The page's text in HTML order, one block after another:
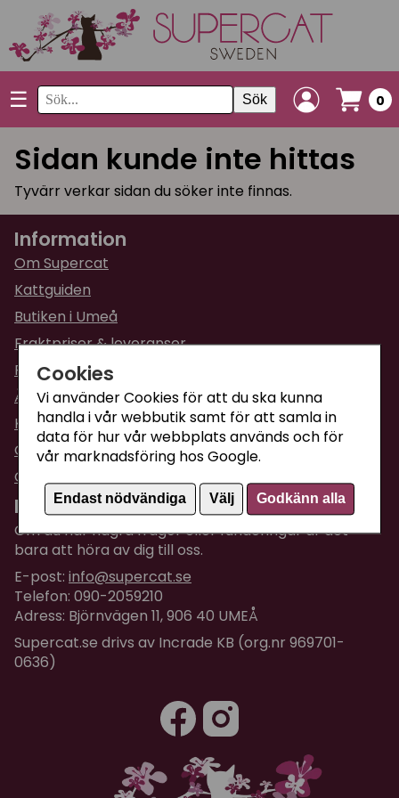
Cookies
Vi använder Cookies för att du ska kunna
handla i vår webbutik samt för att samla in
data för hur vår webbplats används och för
vår marknadsföring hos Google.
Endast nödvändiga Välj Godkänn alla
☰ Sök 0
Sidan kunde inte hittas
Tyvärr verkar sidan du söker inte finnas.
Information
Om Supercat
Kattguiden
Butiken i Umeå
Fraktpriser & leveranser
Returinformation
Ångra din order
Köpvillkor
Om företaget / Kontakta oss
Om Cookies
Kundtjänst
Om du har några frågor eller funderingar är det
bara att höra av dig till oss.
E-post: info@supercat.se
Telefon: 090-2059210
Adress: Björnvägen 11, 906 40 UMEÅ
Supercat.se drivs av Incrade KB (org.nr 969701-
0636)